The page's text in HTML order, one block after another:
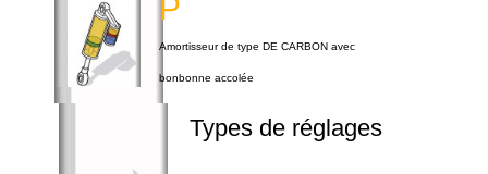
P
Amortisseur de type DE CARBON avec
bonbonne accolée
Types de réglages